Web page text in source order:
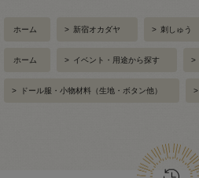
ホーム > 新宿オカダヤ > 刺しゅう
ホーム > イベント・用途から探す >
> ドール服・小物材料（生地・ボタン他） >